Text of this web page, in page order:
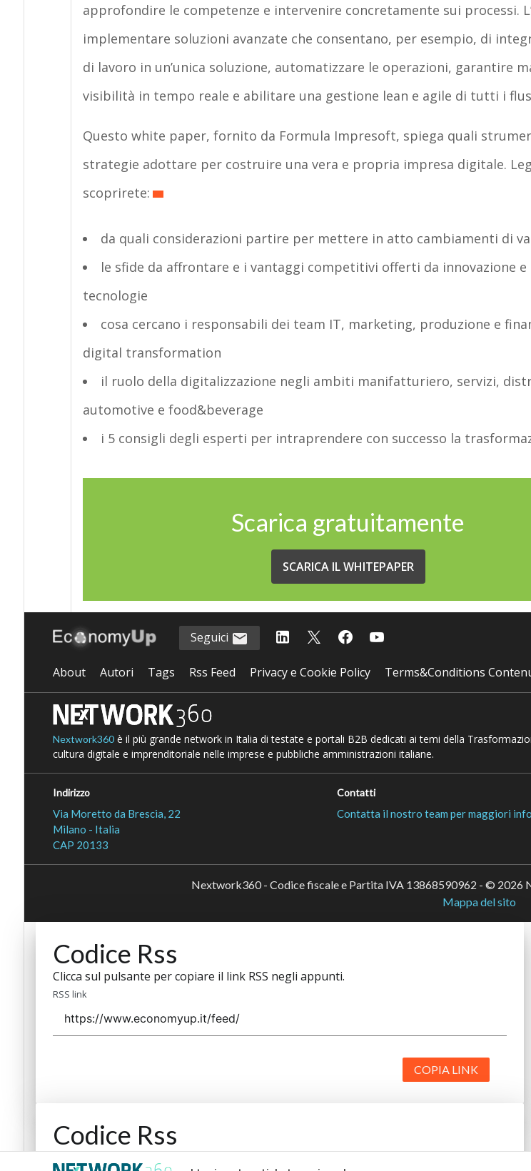
approfondire le competenze e intervenire concretamente sui processi.
implementare soluzioni avanzate che consentano, per esempio, di
di lavoro in un’unica soluzione, automatizzare le operazioni, garantire
visibilità in tempo reale e abilitare una gestione lean e agile di tutti i
Questo white paper, fornito da Formula Impresoft, spiega quali
strategie adottare per costruire una vera e propria impresa digitale.
scoprirete:
da quali considerazioni partire per mettere in atto cambiamenti di
le sfide da affrontare e i vantaggi competitivi offerti da innovazione e
tecnologie
cosa cercano i responsabili dei team IT, marketing, produzione e
digital transformation
il ruolo della digitalizzazione negli ambiti manifatturiero, servizi,
automotive e food&beverage
i 5 consigli degli esperti per intraprendere con successo la
Scarica gratuitamente
SCARICA IL WHITEPAPER
Seguici
About Autori Tags Rss Feed Privacy e Cookie Policy Terms&Conditions
Nextwork360è il più grande network in Italia di testate e portali B2B dedicati ai temi della
cultura digitale e imprenditoriale nelle imprese e pubbliche amministrazioni italiane.
Indirizzo
Via Moretto da Brescia, 22
Milano - Italia
CAP 20133
Contatti
Contatta il nostro team per maggiori
Nextwork360 - Codice fiscale e Partita IVA 13868590962 - © 2026
Mappa del sito
Codice Rss
Clicca sul pulsante per copiare il link RSS negli appunti.
RSS link
COPIA LINK
Codice Rss